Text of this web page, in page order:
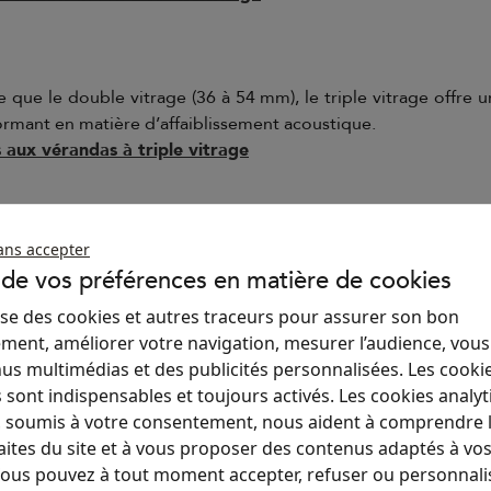
que le double vitrage (36 à 54 mm), le triple vitrage offre
en matière d’affaiblissement acoustique.
aux vérandas à triple vitrage
dans la sécurité de la maison par la fragilité de son
protégé. Il est doté d’un film qui recouvre toute sa
vérandas dotées de vitrages protégés
accepter
vos préférences en matière de cookies
des cookies et autres traceurs pour assurer son bon
améliorer votre navigation, mesurer l’audience,
multimédias et des publicités personnalisées. Les
indispensables et toujours activés. Les cookies
à votre consentement, nous aident à comprendre
du site et à vous proposer des contenus adaptés à
pouvez à tout moment accepter, refuser ou